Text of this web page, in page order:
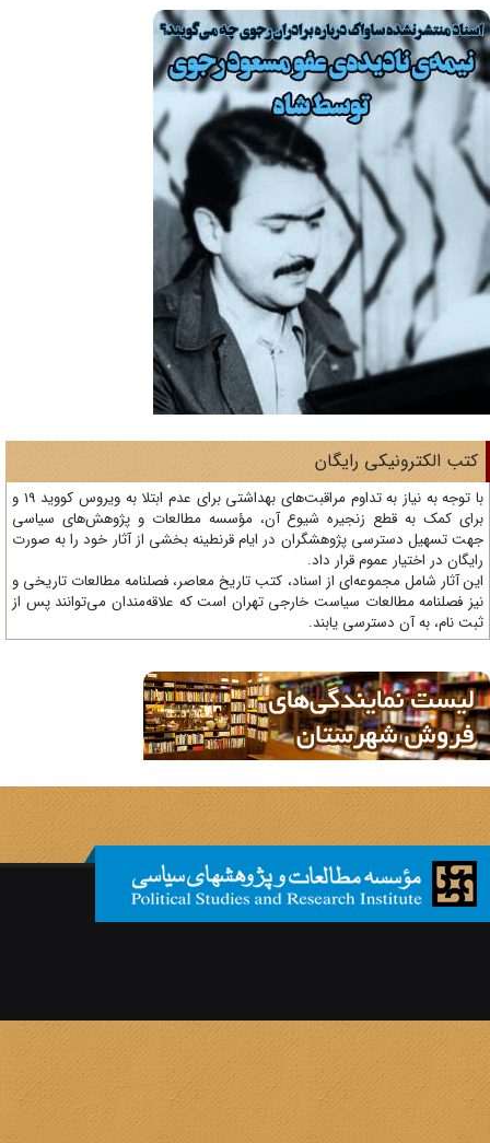
الکترونیکی رایگان
با توجه به نیاز به تداوم مراقبت‌های بهداشتی برای عدم ابتلا به ویروس کووید 19 و
کمک به قطع زنجیره شیوع آن، مؤسسه مطالعات و پژوهش‌های سیاسی
تسهیل دسترسی پژوهشگران در ایام قرنطینه بخشی از آثار خود را به صورت
در اختیار عموم قرار داد.
آثار شامل مجموعه‌ای از اسناد، کتب تاریخ معاصر، فصلنامه‌ مطالعات تاریخی و
فصلنامه مطالعات سیاست خارجی تهران است که علاقه‌مندان می‌توانند پس از
نام، به آن دسترسی یابند.